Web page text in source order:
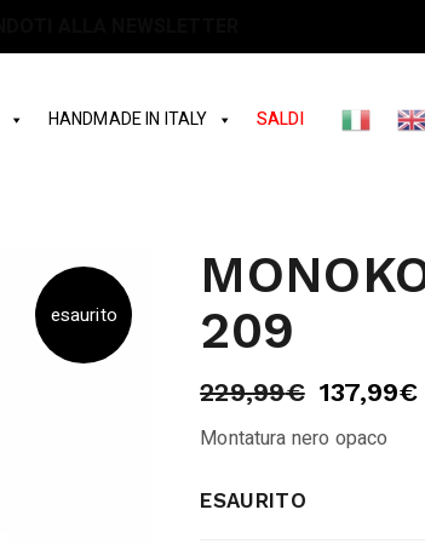
HANDMADE IN ITALY SALDI
esaurito
209
229,99€ 137,99€
Montatura nero opaco
ESAURITO